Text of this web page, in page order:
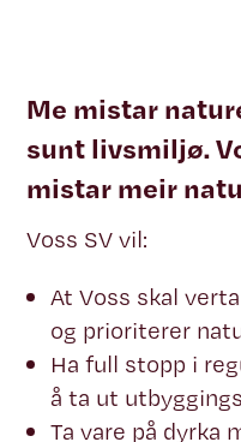
Me mistar
sunt livsmiljø.
mistar meir
Voss SV vil:
At Voss skal
og prioriterer
Ha full stopp i
å ta ut
Ta vare på dyrka